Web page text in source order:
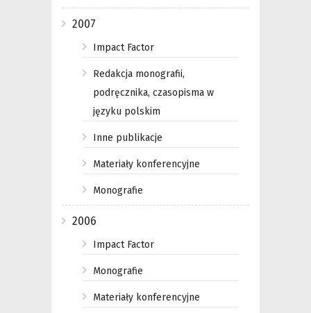
2007
Impact Factor
Redakcja monografii,
podręcznika, czasopisma w
języku polskim
Inne publikacje
Materiały konferencyjne
Monografie
2006
Impact Factor
Monografie
Materiały konferencyjne